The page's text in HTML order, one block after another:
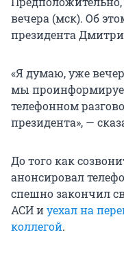
вечера (мск). Об
президента
«Я думаю, уже
мы
телефонном
президента», —
До того как
анонсировал
спешно закончил
АСИ иуехал на
коллегой.